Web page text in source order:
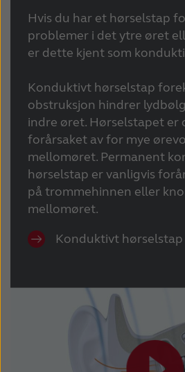
Hvis du har et hørselstap
problemer i det ytre øret
er dette kjent som
Konduktivt hørselstap
obstruksjon hindrer
indre øret. Hørselstapet er
forårsaket av for mye
mellomøret. Permanent
hørselstap er vanligvis
på trommehinnen eller
mellomøret.
Konduktivt hørselstap